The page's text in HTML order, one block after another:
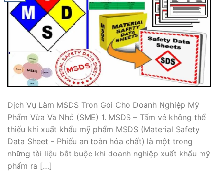
Dịch Vụ Làm MSDS Trọn Gói Cho Doanh Nghiệp Mỹ
Phẩm Vừa Và Nhỏ (SME) 1. MSDS – Tấm vé không thể
thiếu khi xuất khẩu mỹ phẩm MSDS (Material Safety
Data Sheet – Phiếu an toàn hóa chất) là một trong
những tài liệu bắt buộc khi doanh nghiệp xuất khẩu mỹ
phẩm ra […]